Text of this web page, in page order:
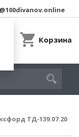
Корзина
ТД-139.07.20